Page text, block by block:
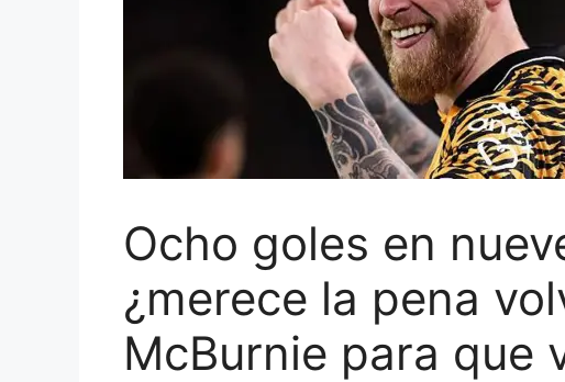
Ocho goles en
¿merece la pena
McBurnie para que